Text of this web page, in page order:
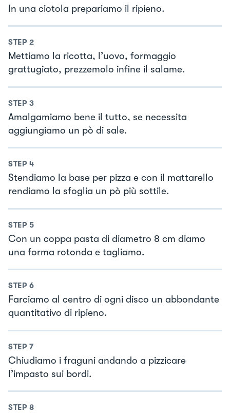
In una ciotola prepariamo il ripieno.
STEP 2
Mettiamo la ricotta, l’uovo, formaggio
grattugiato, prezzemolo infine il salame.
STEP 3
Amalgamiamo bene il tutto, se necessita
aggiungiamo un pò di sale.
STEP 4
Stendiamo la base per pizza e con il mattarello
rendiamo la sfoglia un pò più sottile.
STEP 5
Con un coppa pasta di diametro 8 cm diamo
una forma rotonda e tagliamo.
STEP 6
Farciamo al centro di ogni disco un abbondante
quantitativo di ripieno.
STEP 7
Chiudiamo i fraguni andando a pizzicare
l’impasto sui bordi.
STEP 8